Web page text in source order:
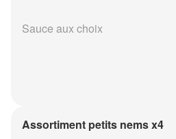
Sauce aux choix
Assortiment petits nems x4